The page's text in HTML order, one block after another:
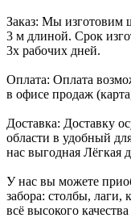
Заказ: Мы изготовим
3 м длиной. Срок
3х рабочих дней.
Оплата: Оплата
в офисе продаж
Доставка: Доставку
области в удобный
нас выгодная Лёгкая
У нас вы можете
забора: столбы, лаги,
всё высокого